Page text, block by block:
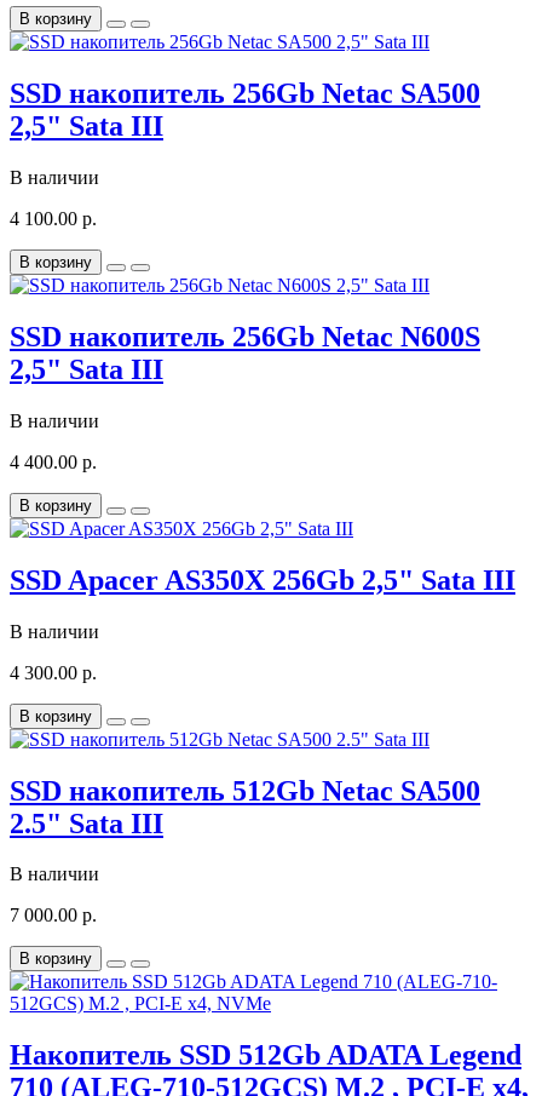
В корзину
SSD накопитель 256Gb Netac SA500
2,5" Sata III
В наличии
4 100.00 р.
В корзину
SSD накопитель 256Gb Netac N600S
2,5" Sata III
В наличии
4 400.00 р.
В корзину
SSD Apacer AS350X 256Gb 2,5" Sata III
В наличии
4 300.00 р.
В корзину
SSD накопитель 512Gb Netac SA500
2.5" Sata III
В наличии
7 000.00 р.
В корзину
Накопитель SSD 512Gb ADATA Legend
710 (ALEG-710-512GCS) M.2 , PCI-E x4,